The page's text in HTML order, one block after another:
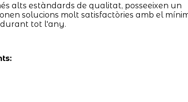
alts estàndards de qualitat, posseeixen un
solucions molt satisfactòries amb el
durant tot l'any.